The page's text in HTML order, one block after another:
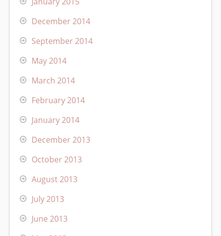
December 2014
September 2014
May 2014
March 2014
February 2014
January 2014
December 2013
October 2013
August 2013
July 2013
June 2013